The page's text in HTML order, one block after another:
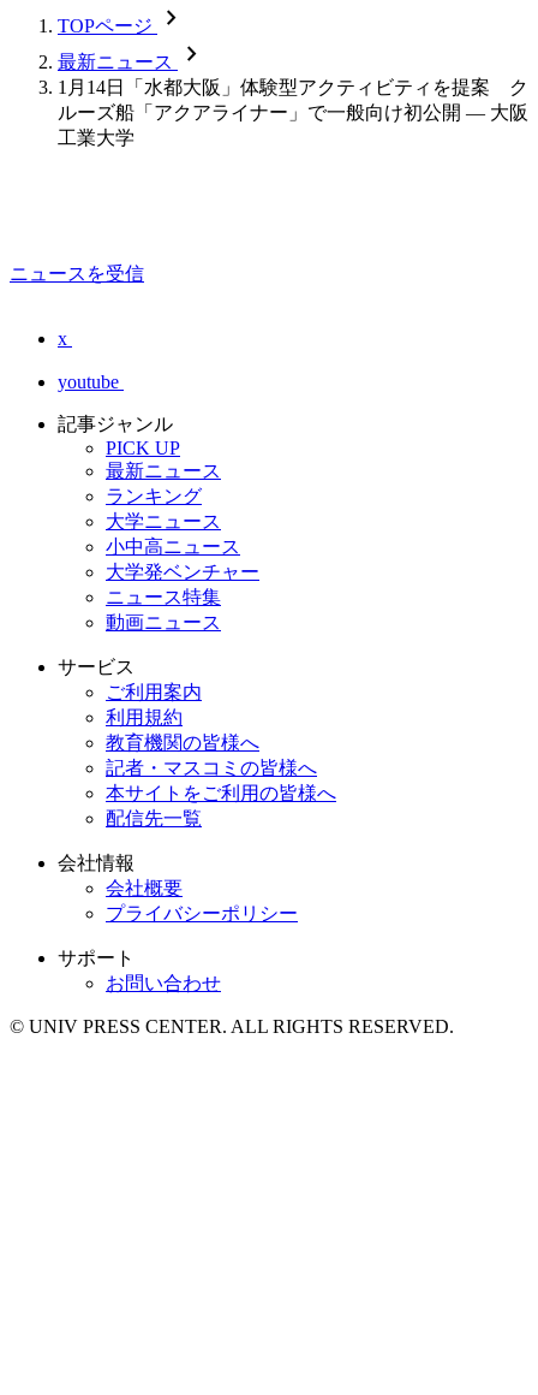
TOPページ chevron_forward
最新ニュース chevron_forward
1月14日「水都大阪」体験型アクティビティを提案 ク
ルーズ船「アクアライナー」で一般向け初公開 — 大阪
工業大学
ニュースを受信
x
youtube
記事ジャンル
PICK UP
最新ニュース
ランキング
大学ニュース
小中高ニュース
大学発ベンチャー
ニュース特集
動画ニュース
サービス
ご利用案内
利用規約
教育機関の皆様へ
記者・マスコミの皆様へ
本サイトをご利用の皆様へ
配信先一覧
会社情報
会社概要
プライバシーポリシー
サポート
お問い合わせ
© UNIV PRESS CENTER. ALL RIGHTS RESERVED.